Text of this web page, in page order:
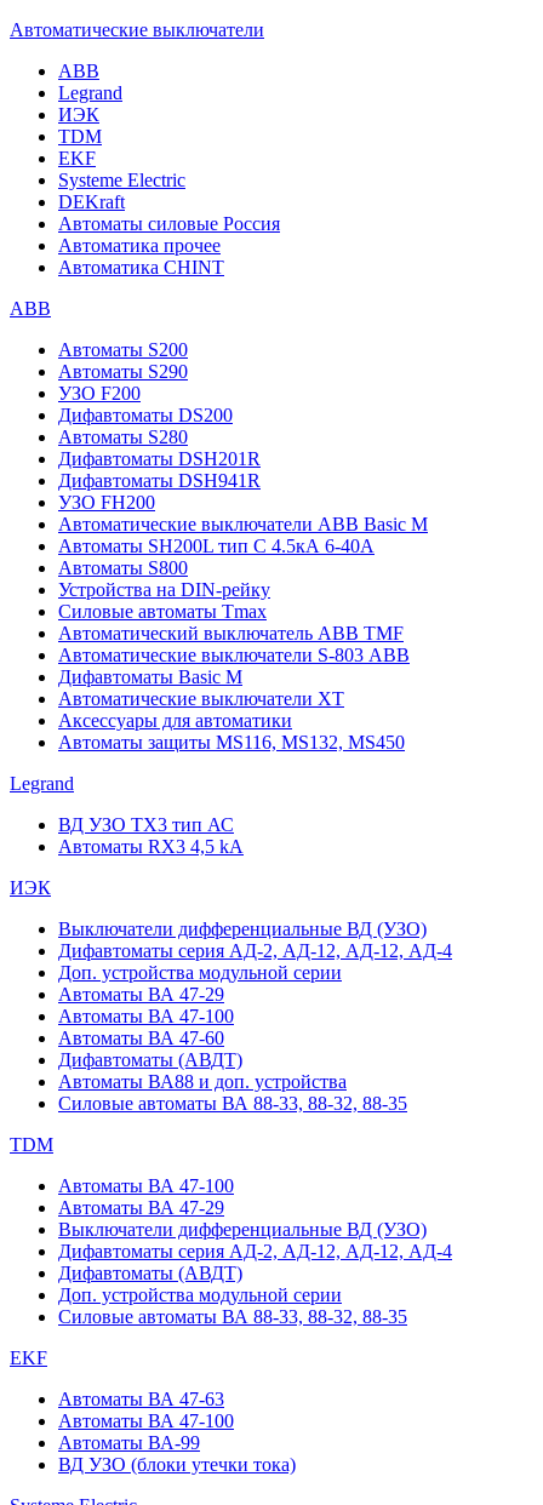
Автоматические выключатели
ABB
Legrand
ИЭК
TDM
EKF
Systeme Electric
DEKraft
Автоматы силовые Россия
Автоматика прочее
Автоматика CHINT
ABB
Автоматы S200
Автоматы S290
УЗО F200
Дифавтоматы DS200
Автоматы S280
Дифавтоматы DSH201R
Дифавтоматы DSH941R
УЗО FH200
Автоматические выключатели ABB Basic M
Автоматы SH200L тип С 4.5кА 6-40А
Автоматы S800
Устройства на DIN-рейку
Силовые автоматы Tmax
Автоматический выключатель ABB TMF
Автоматические выключатели S-803 АВВ
Дифавтоматы Basic M
Автоматические выключатели XT
Аксессуары для автоматики
Автоматы защиты MS116, MS132, MS450
Legrand
ВД УЗО TX3 тип АС
Автоматы RX3 4,5 kA
ИЭК
Выключатели дифференциальные ВД (УЗО)
Дифавтоматы серия АД-2, АД-12, АД-12, АД-4
Доп. устройства модульной серии
Автоматы ВА 47-29
Автоматы ВА 47-100
Автоматы ВА 47-60
Дифавтоматы (АВДТ)
Автоматы ВА88 и доп. устройства
Силовые автоматы ВА 88-33, 88-32, 88-35
TDM
Автоматы ВА 47-100
Автоматы ВА 47-29
Выключатели дифференциальные ВД (УЗО)
Дифавтоматы серия АД-2, АД-12, АД-12, АД-4
Дифавтоматы (АВДТ)
Доп. устройства модульной серии
Силовые автоматы ВА 88-33, 88-32, 88-35
EKF
Автоматы ВА 47-63
Автоматы ВА 47-100
Автоматы ВА-99
ВД УЗО (блоки утечки тока)